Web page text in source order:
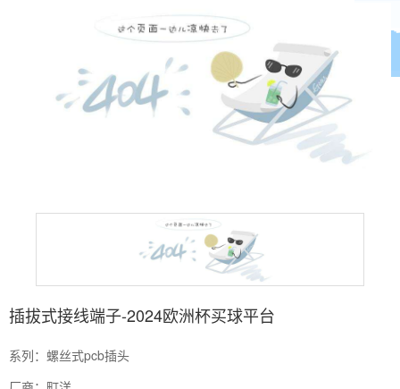
插拔式接线端子-2024欧洲杯买球平台
系列：螺丝式pcb插头